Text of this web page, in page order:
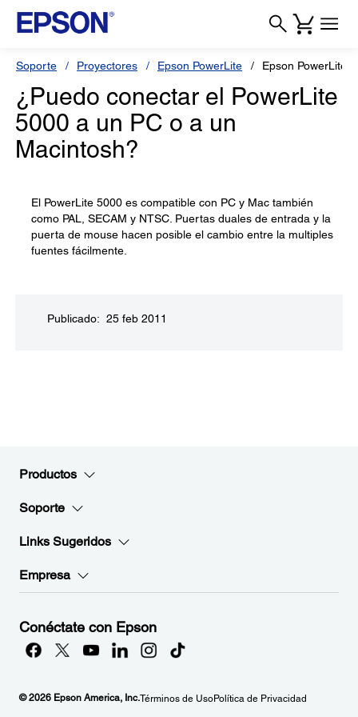
Soporte Proyectores Epson PowerLite Epson PowerLite
¿Puedo conectar el PowerLite
5000 a un PC o a un
Macintosh?
El PowerLite 5000 es compatible con PC y Mac también
como PAL, SECAM y NTSC. Puertas duales de entrada y la
puerta de mouse hacen posible el cambio entre la multiples
fuentes fácilmente.
Publicado: 25 feb 2011
Productos
Soporte
Links Sugeridos
Empresa
Conéctate con Epson
© 2026 Epson America, Inc.Términos de UsoPolítica de Privacidad